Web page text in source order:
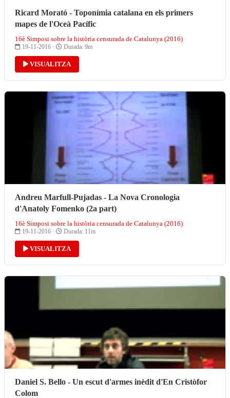
Ricard Morató - Toponímia catalana en els primers
mapes de l'Oceà Pacífic
16è Simposi sobre la història censurada de Catalunya (2016)
19-11-2016 · Durada: 9m
VISUALITZA
Andreu Marfull-Pujadas - La Nova Cronologia
d'Anatoly Fomenko (2a part)
16è Simposi sobre la història censurada de Catalunya (2016)
19-11-2016 · Durada: 11m
VISUALITZA
Daniel S. Bello - Un escut d'armes inèdit d'En Cristòfor
Colom